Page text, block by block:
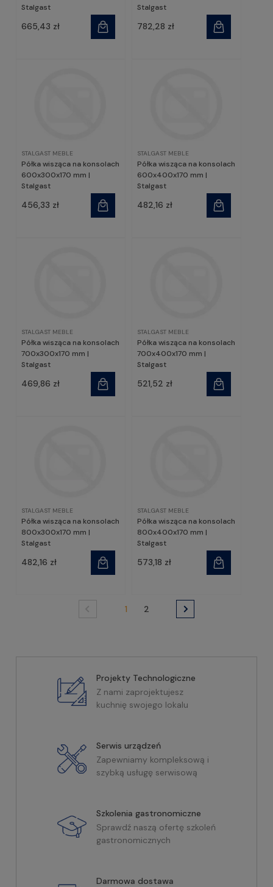
Stalgast
665,43 zł
Stalgast
782,28 zł
STALGAST MEBLE
Półka wisząca na konsolach
600x300x170 mm |
Stalgast
456,33 zł
STALGAST MEBLE
Półka wisząca na konsolach
600x400x170 mm |
Stalgast
482,16 zł
STALGAST MEBLE
Półka wisząca na konsolach
700x300x170 mm |
Stalgast
469,86 zł
STALGAST MEBLE
Półka wisząca na konsolach
700x400x170 mm |
Stalgast
521,52 zł
STALGAST MEBLE
Półka wisząca na konsolach
800x300x170 mm |
Stalgast
482,16 zł
STALGAST MEBLE
Półka wisząca na konsolach
800x400x170 mm |
Stalgast
573,18 zł
1 2
Projekty Technologiczne
Z nami zaprojektujesz
kuchnię swojego lokalu
Serwis urządzeń
Zapewniamy kompleksową i
szybką usługę serwisową
Szkolenia gastronomiczne
Sprawdź naszą ofertę szkoleń
gastronomicznych
Darmowa dostawa